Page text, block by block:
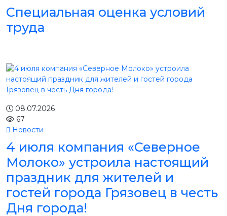
Специальная оценка условий
труда
08.07.2026
67
Новости
4 июля компания «Северное
Молоко» устроила настоящий
праздник для жителей и
гостей города Грязовец в честь
Дня города!